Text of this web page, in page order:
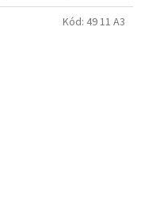
Kód: 49 11 A3